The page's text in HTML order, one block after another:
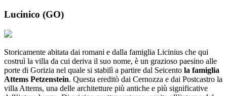
Lucinico (GO)
Storicamente abitata dai romani e dalla famiglia Licinius che qui
costruì la villa da cui deriva il suo nome, è un grazioso paesino alle
porte di Gorizia nel quale si stabilì a partire dal Seicento la famiglia
Attems Petzenstein. Questa ereditò dai Cernozza e dai Postcastro la
villa Attems, una delle architetture più antiche e più significative